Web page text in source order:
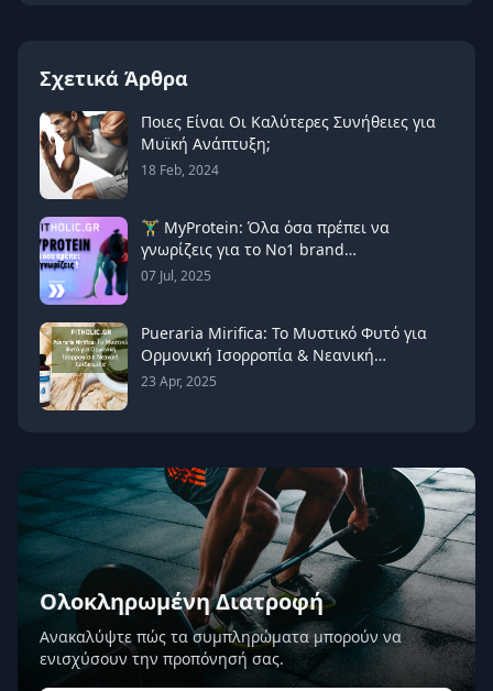
Σχετικά Άρθρα
Ποιες Είναι Οι Καλύτερες Συνήθειες για
Μυϊκή Ανάπτυξη;
18 Feb, 2024
🏋️‍♂️ MyProtein: Όλα όσα πρέπει να
γνωρίζεις για το Νο1 brand
συμπληρωμάτων διατροφής στην
07 Jul, 2025
Pueraria Mirifica: Το Μυστικό Φυτό για
Ορμονική Ισορροπία & Νεανική
Επιδερμίδα
23 Apr, 2025
Ολοκληρωμένη Διατροφή
Ανακαλύψτε πώς τα συμπληρώματα μπορούν να
ενισχύσουν την προπόνησή σας.